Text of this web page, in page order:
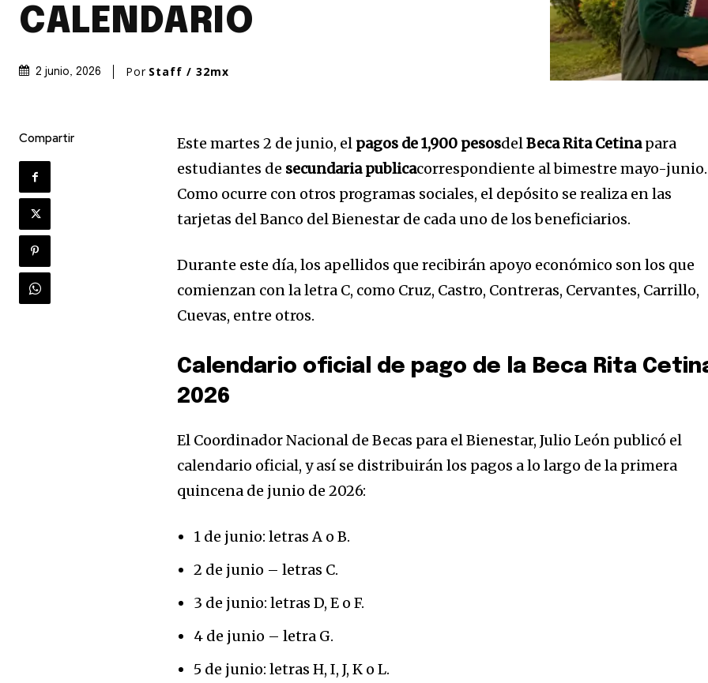
Únete a nuestra
comunidad de
suscriptores y sé parte de
la conversación.
Para suscribirte, solo escribe tu dirección de correo eletrónico y da
CALENDARIO
2 junio, 2026 Por Staff / 32mx
Compartir Este martes 2 de junio, el pagos de 1,900 pesosdelBeca Rita Cetinapara
estudiantes de secundaria publicacorrespondiente al bimestre mayo-junio.
Como ocurre con otros programas sociales, el depósito se realiza en las
tarjetas del Banco del Bienestar de cada uno de los beneficiarios.
Durante este día, los apellidos que recibirán apoyo económico son los que
comienzan con la letra C, como Cruz, Castro, Contreras, Cervantes, Carrillo,
Cuevas, entre otros.
Calendario oficial de pago de la Beca Rita
2026
El Coordinador Nacional de Becas para el Bienestar, Julio León publicó el
calendario oficial, y así se distribuirán los pagos a lo largo de la primera
quincena de junio de 2026:
1 de junio: letras A o B.
2 de junio – letras C.
3 de junio: letras D, E o F.
4 de junio – letra G.
5 de junio: letras H, I, J, K o L.